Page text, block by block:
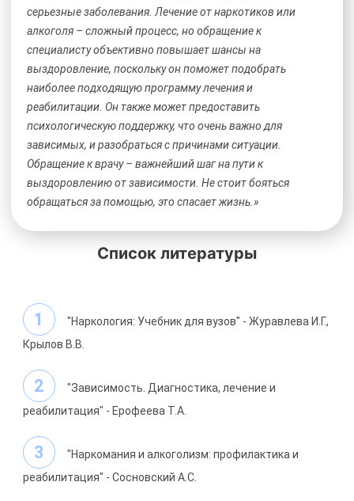
серьезные заболевания. Лечение от наркотиков или
алкоголя – сложный процесс, но обращение к
специалисту объективно повышает шансы на
выздоровление, поскольку он поможет подобрать
наиболее подходящую программу лечения и
реабилитации. Он также может предоставить
психологическую поддержку, что очень важно для
зависимых, и разобраться с причинами ситуации.
Обращение к врачу – важнейший шаг на пути к
выздоровлению от зависимости. Не стоит бояться
обращаться за помощью, это спасает жизнь.»
Список литературы
"Наркология: Учебник для вузов" - Журавлева И.Г.,
Крылов В.В.
"Зависимость. Диагностика, лечение и
реабилитация" - Ерофеева Т.А.
"Наркомания и алкоголизм: профилактика и
реабилитация" - Сосновский А.С.